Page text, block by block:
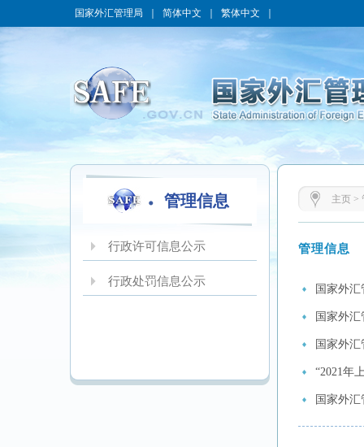
国家外汇管理局 简体中文 繁体中文
管理信息
行政许可信息公示
行政处罚信息公示
主页 >
管理信息
国家外
国家外
国家外
“2021年
国家外